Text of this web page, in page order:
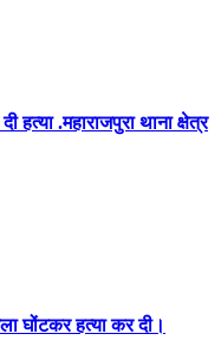
हत्या .महाराजपुरा थाना क्षेत्र
घोंटकर हत्या कर दी।